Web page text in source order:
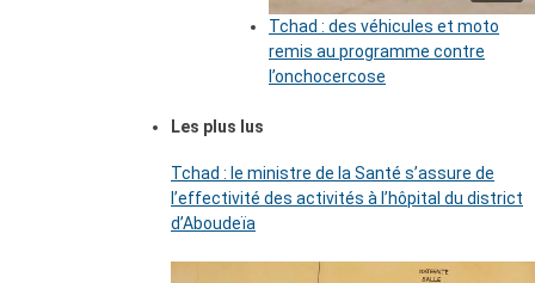
Tchad : des véhicules et moto
remis au programme contre
l’onchocercose
Les plus lus
Tchad : le ministre de la Santé s’assure de
l’effectivité des activités à l’hôpital du district
d’Aboudeïa